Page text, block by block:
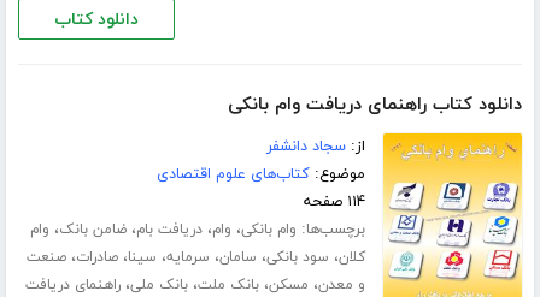
دانلود کتاب
دانلود کتاب راهنمای دریافت وام بانکی
از:سجاد دانشفر
موضوع:کتاب‌های علوم اقتصادی
۱۱۴ صفحه
برچسب‌ها: وام بانکی، وام،دریافت بام،ضامن بانک، وام
کلان، سود بانکی، سامان، سرمایه، سینا،صادرات،صنعت
و معدن، مسکن،بانک ملت،بانک ملی،راهنمای دریافت